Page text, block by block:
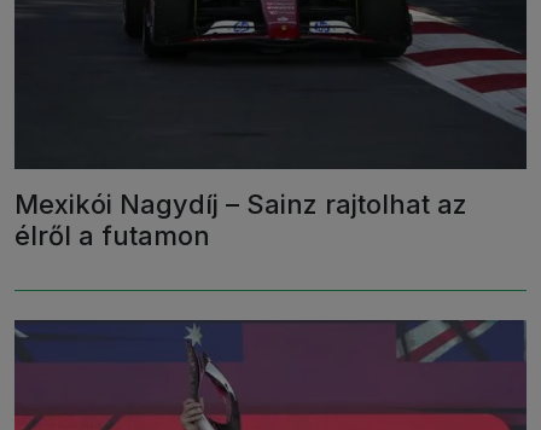
Mexikói Nagydíj – Sainz rajtolhat az
élről a futamon